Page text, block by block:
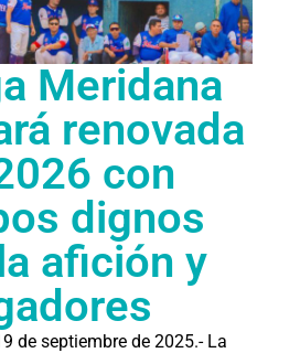
Meridana
renovada
con
dignos
afición y
de septiembre de 2025.- La